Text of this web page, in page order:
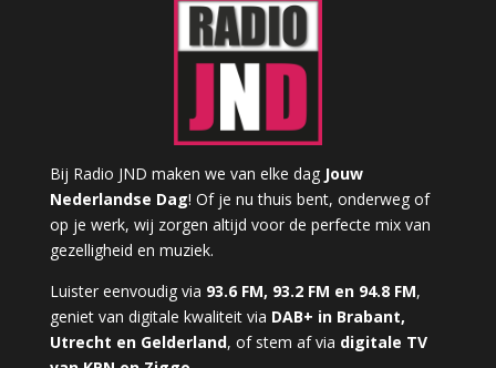
Bij Radio JND maken we van elke dag Jouw
Nederlandse Dag! Of je nu thuis bent, onderweg of
op je werk, wij zorgen altijd voor de perfecte mix van
gezelligheid en muziek.
Luister eenvoudig via 93.6 FM, 93.2 FM en 94.8 FM,
geniet van digitale kwaliteit via DAB+ in Brabant,
Utrecht en Gelderland, of stem af via digitale TV